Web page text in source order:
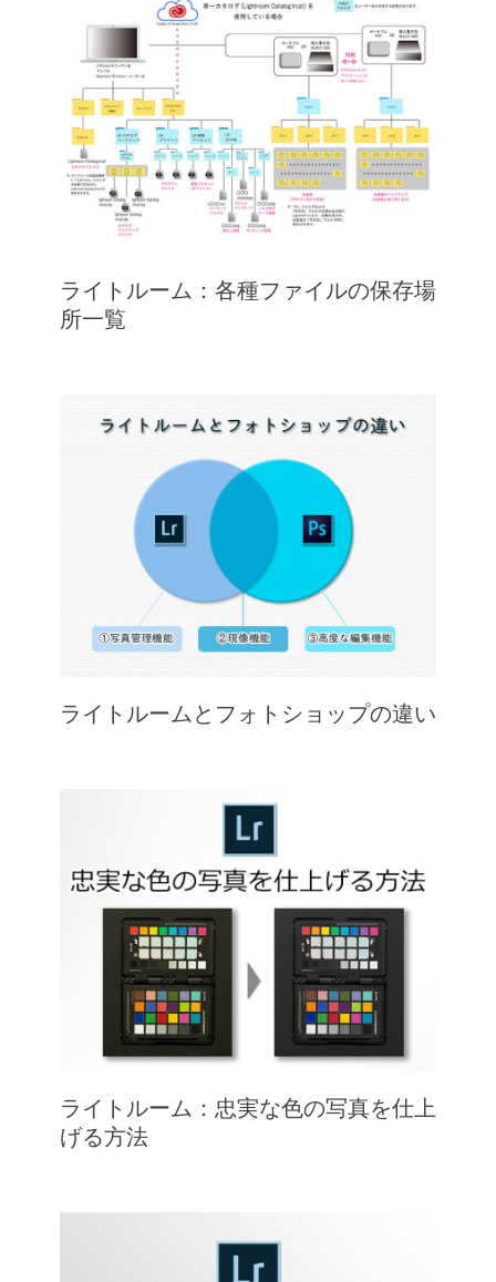
ライトルーム：各種ファイルの保存場
所一覧
ライトルームとフォトショップの違い
ライトルーム：忠実な色の写真を仕上
げる方法